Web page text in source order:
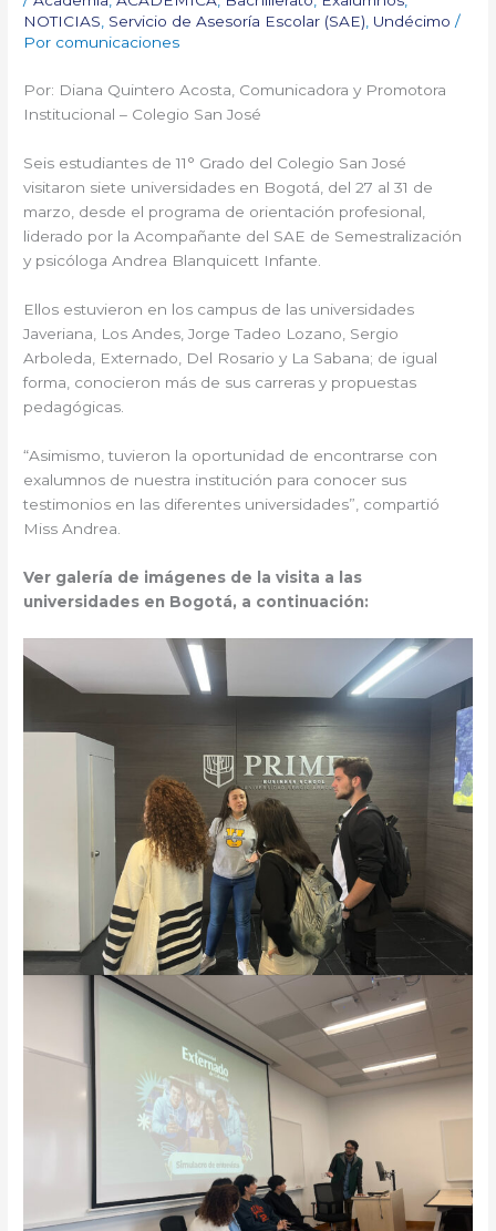
NOTICIAS Servicio de Asesoría Escolar (SAE) Undécimo /
Por comunicaciones
Por: Diana Quintero Acosta, Comunicadora y Promotora
Institucional – Colegio San José
Seis estudiantes de 11° Grado del Colegio San José
visitaron siete universidades en Bogotá, del 27 al 31 de
marzo, desde el programa de orientación profesional,
liderado por la Acompañante del SAE de Semestralización
y psicóloga Andrea Blanquicett Infante.
Ellos estuvieron en los campus de las universidades
Javeriana, Los Andes, Jorge Tadeo Lozano, Sergio
Arboleda, Externado, Del Rosario y La Sabana; de igual
forma, conocieron más de sus carreras y propuestas
pedagógicas.
“Asimismo, tuvieron la oportunidad de encontrarse con
exalumnos de nuestra institución para conocer sus
testimonios en las diferentes universidades”, compartió
Miss Andrea.
Ver galería de imágenes de la visita a las
universidades en Bogotá, a continuación: